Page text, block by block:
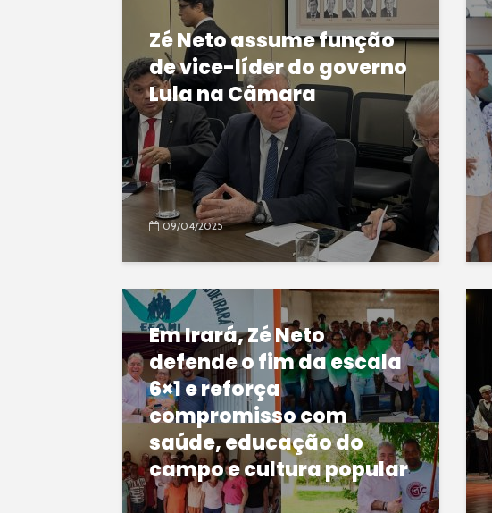
Zé Neto assume função
de vice-líder do governo
Lula na Câmara
09/04/2025
Em Irará, Zé Neto
defende o fim da escala
6×1 e reforça
compromisso com
saúde, educação do
campo e cultura popular